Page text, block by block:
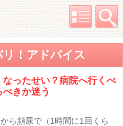
！アドバイス
ったせい？病院へ行くべ
きか迷う
ら頻尿で（1時間に1回くら